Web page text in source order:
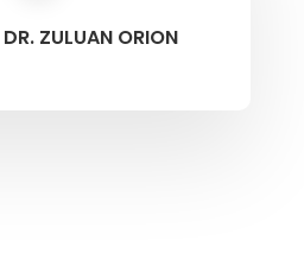
DR. ZULUAN ORION